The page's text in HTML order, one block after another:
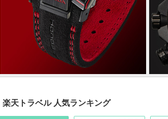
楽天トラベル 人気ランキング